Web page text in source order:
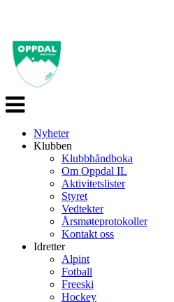
Veksle
navigasjon
Nyheter
Klubben
Klubbhåndboka
Om Oppdal IL
Aktivitetslister
Styret
Vedtekter
Årsmøteprotokoller
Kontakt oss
Idretter
Alpint
Fotball
Freeski
Hockey